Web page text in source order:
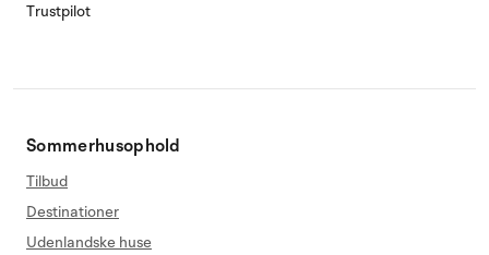
Trustpilot
Sommerhusophold
Tilbud
Destinationer
Udenlandske huse